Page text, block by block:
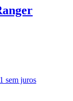
sem juros